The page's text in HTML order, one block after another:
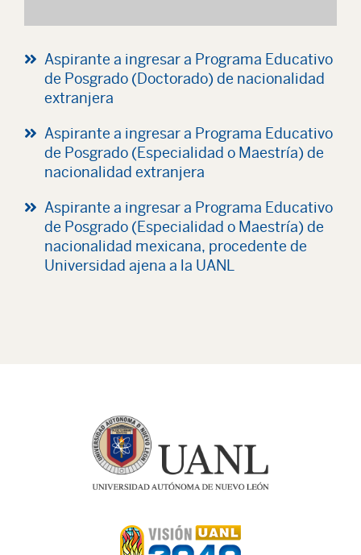
Aspirante a ingresar a Programa Educativo
de Posgrado (Doctorado) de nacionalidad
extranjera
Aspirante a ingresar a Programa Educativo
de Posgrado (Especialidad o Maestría) de
nacionalidad extranjera
Aspirante a ingresar a Programa Educativo
de Posgrado (Especialidad o Maestría) de
nacionalidad mexicana, procedente de
Universidad ajena a la UANL